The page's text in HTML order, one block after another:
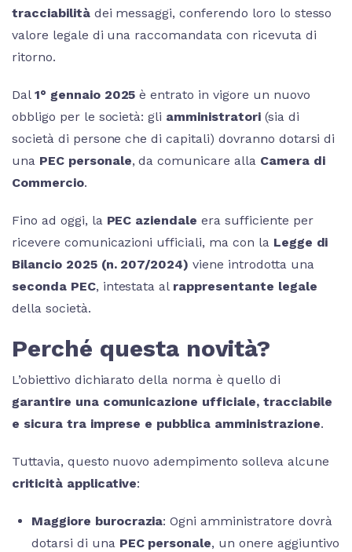
tracciabilitàdei messaggi, conferendo loro lo stesso
valore legale di una raccomandata con ricevuta di
ritorno.
Dal 1° gennaio 2025è entrato in vigore un nuovo
obbligo per le società: gli amministratori(sia di
società di persone che di capitali) dovranno dotarsi di
una PEC personale, da comunicare alla Camera di
Commercio.
Fino ad oggi, la PEC aziendale era sufficiente per
ricevere comunicazioni ufficiali, ma con la Legge di
Bilancio 2025 (n. 207/2024) viene introdotta una
seconda PEC, intestata al rappresentante legale
della società.
Perché questa novità?
L’obiettivo dichiarato della norma è quello di
garantire una comunicazione ufficiale, tracciabile
e sicura tra imprese e pubblica amministrazione.
Tuttavia, questo nuovo adempimento solleva alcune
criticità applicative:
Maggiore burocrazia: Ogni amministratore dovrà
dotarsi di una PEC personale, un onere aggiuntivo